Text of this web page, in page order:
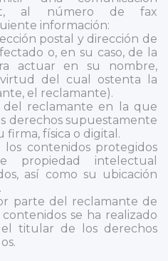
al número de fax
información:
postal y dirección de
o, en su caso, de la
actuar en su nombre,
del cual ostenta la
el reclamante).
reclamante en la que
derechos supuestamente
firma, física o digital.
los contenidos protegidos
intelectual
así como su ubicación
parte del reclamante de
se ha realizado
titular de los derechos